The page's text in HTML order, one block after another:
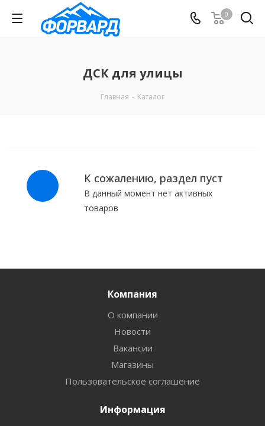
0
ДСК для улицы
Главная - Каталог
К сожалению, раздел пуст
В данный момент нет активных
товаров
Компания
О компании
Новости
Вакансии
Магазины
Пользовательское соглашение
Информация